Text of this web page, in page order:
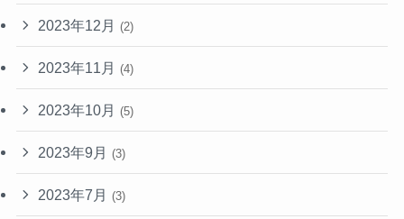
2023年12月 (2)
2023年11月 (4)
2023年10月 (5)
2023年9月 (3)
2023年7月 (3)